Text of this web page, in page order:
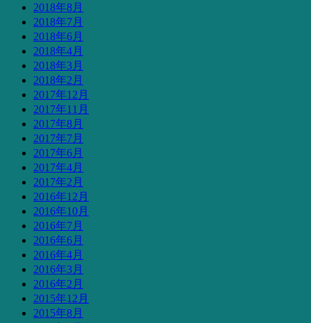
2018年8月
2018年7月
2018年6月
2018年4月
2018年3月
2018年2月
2017年12月
2017年11月
2017年8月
2017年7月
2017年6月
2017年4月
2017年2月
2016年12月
2016年10月
2016年7月
2016年6月
2016年4月
2016年3月
2016年2月
2015年12月
2015年8月